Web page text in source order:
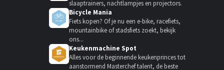
slaaptrainers, nachtlampjes en projectors.
Bicycle Mania
Fiets kopen? Of je nu een e-bike, racefiets,
mountainbike of stadsfiets zoekt, bekijk
ons...
Keukenmachine Spot
Alles voor de beginnende keukenprinces tot
aanstormend Masterchef talent, de beste